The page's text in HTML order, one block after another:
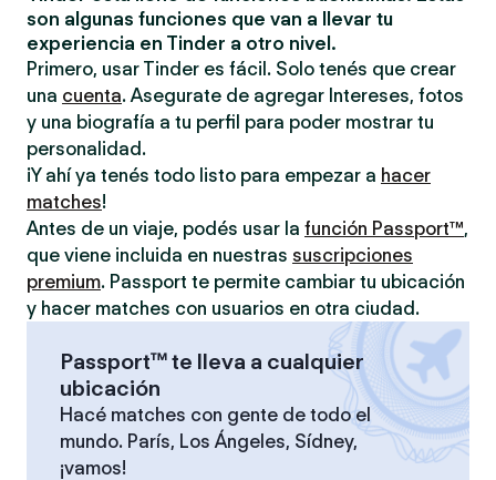
son algunas funciones que van a llevar tu
experiencia en Tinder a otro nivel.
Primero, usar Tinder es fácil. Solo tenés que crear
una cuenta. Asegurate de agregar Intereses, fotos
y una biografía a tu perfil para poder mostrar tu
personalidad.
¡Y ahí ya tenés todo listo para empezar a hacer
matches!
Antes de un viaje, podés usar la función Passport™,
que viene incluida en nuestras suscripciones
premium. Passport te permite cambiar tu ubicación
y hacer matches con usuarios en otra ciudad.
Passport™ te lleva a cualquier
ubicación
Hacé matches con gente de todo el
mundo. París, Los Ángeles, Sídney,
¡vamos!